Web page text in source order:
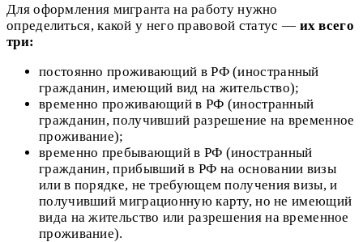
Для оформления мигранта на работу нужно
определиться, какой у него правовой статус — их всего
три:
постоянно проживающий в РФ (иностранный
гражданин, имеющий вид на жительство);
временно проживающий в РФ (иностранный
гражданин, получивший разрешение на временное
проживание);
временно пребывающий в РФ (иностранный
гражданин, прибывший в РФ на основании визы
или в порядке, не требующем получения визы, и
получивший миграционную карту, но не имеющий
вида на жительство или разрешения на временное
проживание).